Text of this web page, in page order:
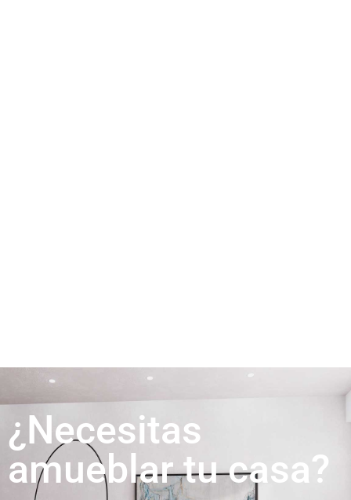
¿Necesitas
amueblar tu casa?